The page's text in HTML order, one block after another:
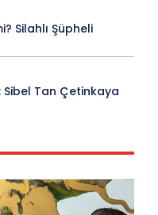
Silahlı Şüpheli
Sibel Tan Çetinkaya